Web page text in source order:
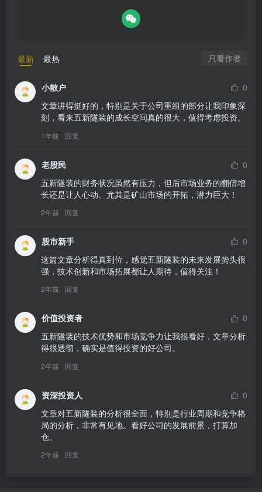
最新 最热 只看作者
小散户
0
文章讲得挺好的，特别是关于公司重组的部分让我印象深
刻，看来五新隧装的成长空间真的很大，值得考虑投资。
1年前 回复
老股民
0
五新隧装的财务状况虽然有压力，但后市场业务的翻倍增
长还是让人心动。尤其是矿山市场的开拓，潜力巨大！
2年前 回复
股市新手
0
这篇文章分析得真到位，感觉五新隧装的未来发展势头很
强，技术创新和市场拓展都让人期待，值得关注！
2年前 回复
价值投资者
0
五新隧装的技术优势和市场竞争力让我很看好，文章分析
得很透彻，确实是值得投资的好公司。
2年前 回复
资深投资人
0
文章对五新隧装的分析很全面，特别是行业周期和竞争格
局的分析，非常有见地。看好公司的发展前景，打算加
仓。
2年前 回复